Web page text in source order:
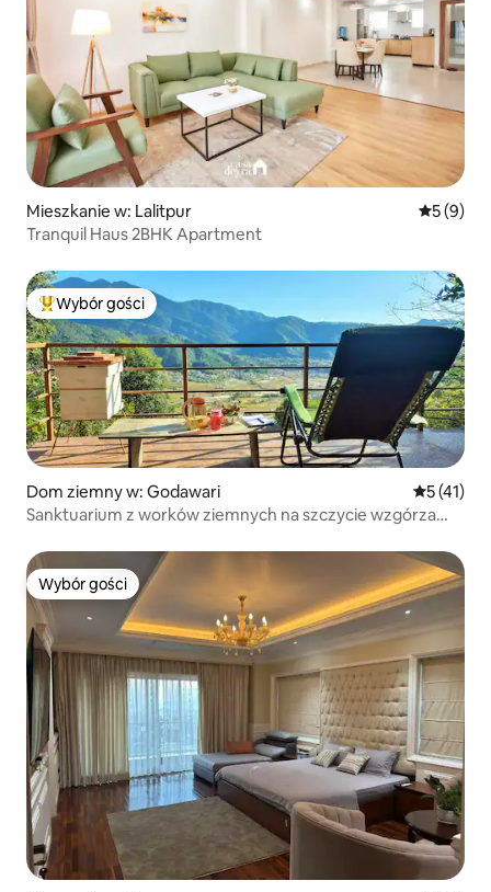
Mieszkanie w: Lalitpur Średnia
5 (9)
Tranquil Haus 2BHK Apartment
Najpopularniejsze z kategorii Wybór gości
Wybór gości
Dom ziemny w: Godawari Średnia
5 (41)
Sanktuarium z worków ziemnych na szczycie wzgórza
Wybór gości
Wybór gości